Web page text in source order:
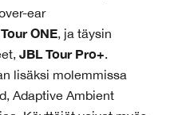
ear
ONE, ja täysin
JBL Tour Pro+.
lisäksi molemmissa
Adaptive Ambient